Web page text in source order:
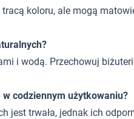
koloru, ale mogą
i wodą. Przechowuj
codziennym użytkowaniu?
jest trwała, jednak ich